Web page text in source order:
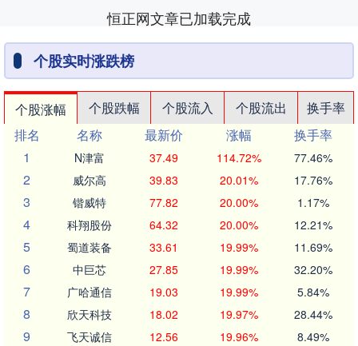
恒正网文章已加载完成
个股实时涨跌榜
个股涨幅 个股跌幅 个股流入 个股流出
换手率
排名
名称 最新价 涨幅
换手率
1
N津富 37.49 114.72% 77.46%
2 威尔高 39.83 20.01% 17.76%
3 锴威特 77.82 20.00% 1.17%
4 科翔股份 64.32 20.00% 12.21%
5 蜀道装备 33.61 19.99% 11.69%
6 中巨芯 27.85 19.99% 32.20%
7 广哈通信 19.03 19.99% 5.84%
8 欣天科技 18.02 19.97% 28.44%
9 飞天诚信 12.56 19.96% 8.49%